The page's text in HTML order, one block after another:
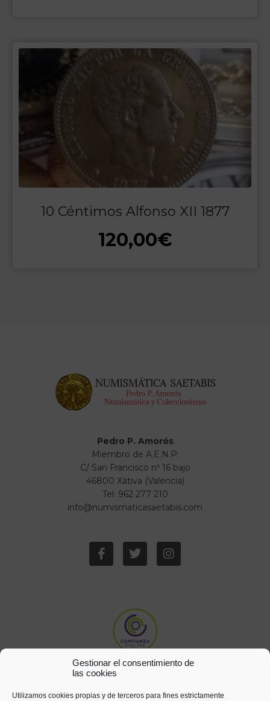
Gestionar el consentimiento de
las cookies
Utilizamos cookies propias y de terceros para fines estrictamente
10 Céntimos Alfonso XII 1877
120,00€
Pedro P. Amorós
Miembro de A.E.N.P.
C/ San Francisco nº 16 bajo
46800 Xàtiva (Valencia)
Tel: 962 277 210
info@numismaticasaetabis.com